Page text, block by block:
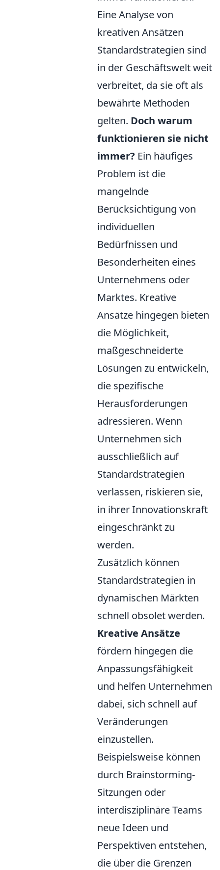
Eine Analyse von
kreativen Ansätzen
Standardstrategien sind
in der Geschäftswelt weit
verbreitet, da sie oft als
bewährte Methoden
gelten. Doch warum
funktionieren sie nicht
immer? Ein häufiges
Problem ist die
mangelnde
Berücksichtigung von
individuellen
Bedürfnissen und
Besonderheiten eines
Unternehmens oder
Marktes. Kreative
Ansätze hingegen bieten
die Möglichkeit,
maßgeschneiderte
Lösungen zu entwickeln,
die spezifische
Herausforderungen
adressieren. Wenn
Unternehmen sich
ausschließlich auf
Standardstrategien
verlassen, riskieren sie,
in ihrer Innovationskraft
eingeschränkt zu
werden.
Zusätzlich können
Standardstrategien in
dynamischen Märkten
schnell obsolet werden.
Kreative Ansätze
fördern hingegen die
Anpassungsfähigkeit
und helfen Unternehmen
dabei, sich schnell auf
Veränderungen
einzustellen.
Beispielsweise können
durch Brainstorming-
Sitzungen oder
interdisziplinäre Teams
neue Ideen und
Perspektiven entstehen,
die über die Grenzen